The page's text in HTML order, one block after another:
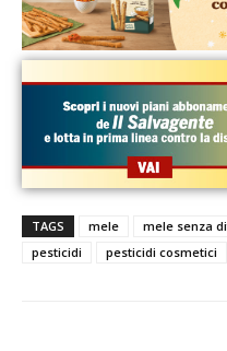
TAGS mele mele senza
pesticidi
pesticidi cosmetici